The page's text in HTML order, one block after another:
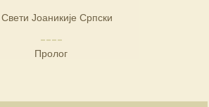
Свети Јоаникије Српски
Пролог